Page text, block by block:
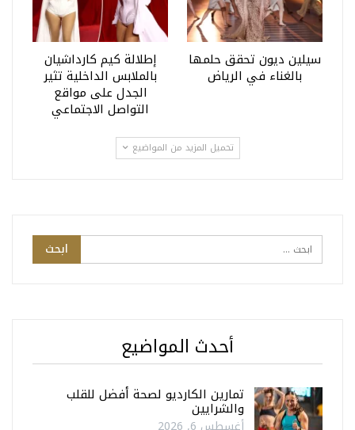
سيلين ديون تحقق حلمها
بالغناء في الرياض
إطلالة كيم كارداشيان
بالملابس الداخلية تثير
الجدل على مواقع
التواصل الاجتماعي
تحميل المزيد من المواضيع
أحدث المواضيع
تمارين الكارديو لصحة أفضل للقلب
والشرايين